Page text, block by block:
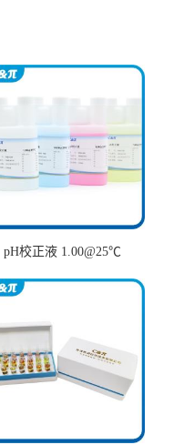
pH校正液 1.00@25℃